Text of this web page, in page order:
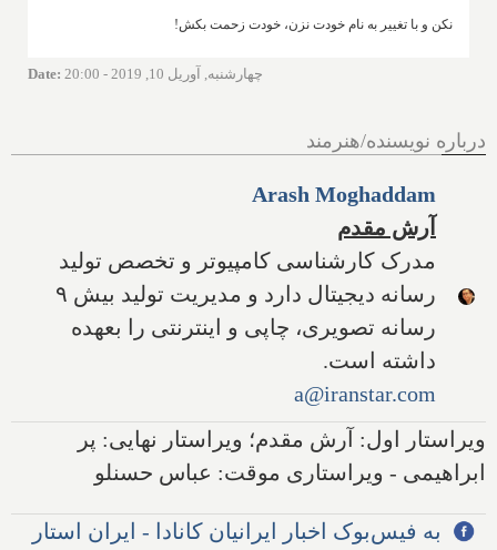
نکن و با تغییر به نام خودت نزن، خودت زحمت بکش!
Date: چهارشنبه, آوریل 10, 2019 - 20:00
درباره نویسنده/هنرمند
Arash Moghaddam
آرش مقدم
مدرک کارشناسی کامپیوتر و تخصص تولید
رسانه دیجیتال دارد و مدیریت تولید بیش ۹
رسانه تصویری، چاپی و اینترنتی را بعهده
داشته است.
a@iranstar.com
ویراستار اول: آرش مقدم؛ ویراستار نهایی: پر
ابراهیمی - ویراستاری موقت: عباس حسنلو
به فیس‌بوک اخبار ایرانیان کانادا - ایران استار